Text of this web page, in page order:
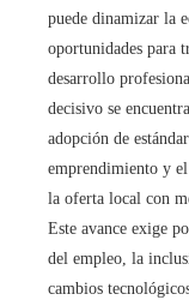
puede dinamizar la
oportunidades para
desarrollo
decisivo se
adopción de
emprendimiento y
la oferta local con
Este avance exige
del empleo, la
cambios